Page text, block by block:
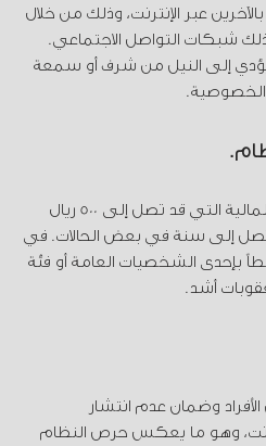
عبر الإنترنت، وذلك من خلال
شبكات التواصل الاجتماعي.
إلى النيل من شرف أو سمعة
الخصوصية.
تتراوح العقوبات بين الغرامات المالية التي قد تصل إلى 500 ريال
إلى سنة في بعض الحالات. في
بإحدى الشخصيات العامة أو فئة
أشد.
وضمان عدم انتشار
وهو ما يعكس حرص النظام